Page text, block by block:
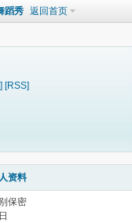
蹈秀 返回首页
[RSS]
资料
保密